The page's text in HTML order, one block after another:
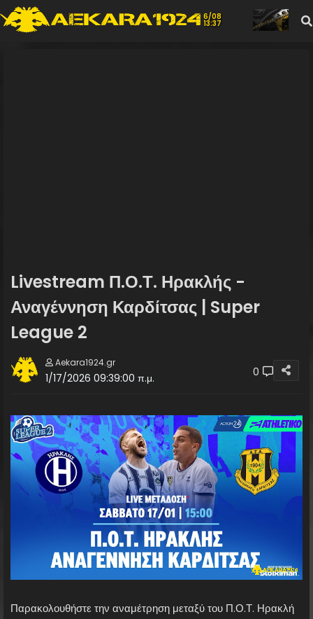
6/08
13:37
Livestream Π.Ο.Τ. Ηρακλής -
Αναγέννηση Καρδίτσας | Super
League 2
Aekara1924.gr
1/17/2026 09:39:00 π.μ. 0
Παρακολουθήστε την αναμέτρηση μεταξύ του Π.Ο.Τ. Ηρακλή